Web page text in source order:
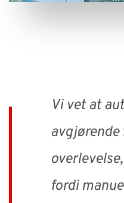
Vi vet at
fordi